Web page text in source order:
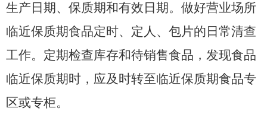
生产日期、保质期和有效日期。做好营业场所
临近保质期食品定时、定人、包片的日常清查
工作。定期检查库存和待销售食品，发现食品
临近保质期时，应及时转至临近保质期食品专
区或专柜。